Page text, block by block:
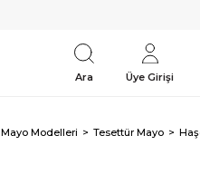
Ara Üye Girişi
Mayo Modelleri Tesettür Mayo